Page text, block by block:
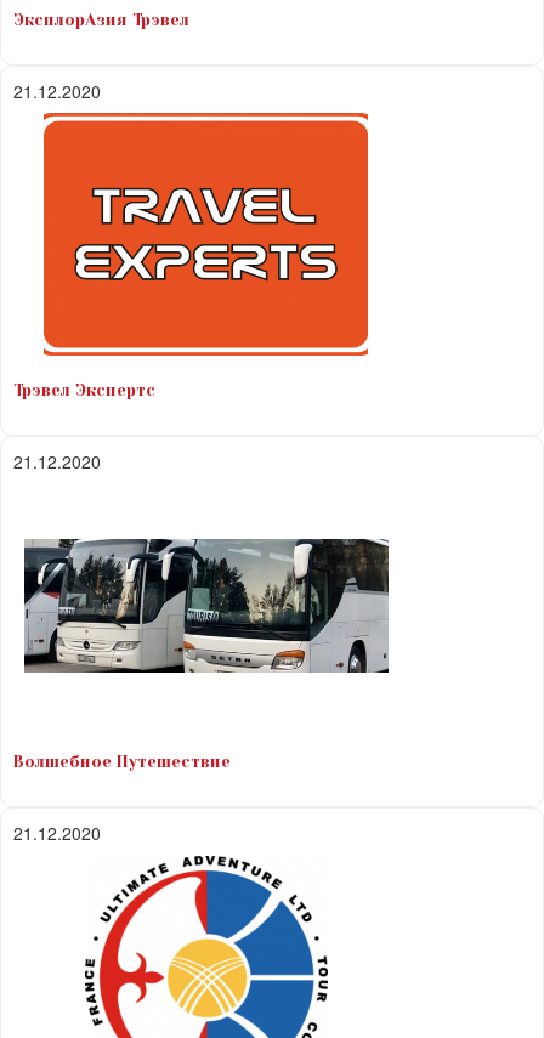
ЭксплорАзия Трэвел
21.12.2020
Трэвел Экспертс
21.12.2020
Волшебное Путешествие
21.12.2020